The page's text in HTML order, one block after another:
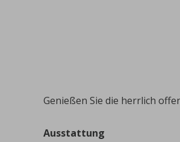
Genießen Sie die herrlich
Ausstattung